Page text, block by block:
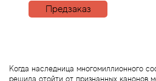
Предзаказ
Когда наследница многомиллионного
решила отойти от признанных канонов